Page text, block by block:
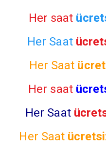
Her saat
Her Saat
Her Saat
Her saat
Her Saat
Her Saat